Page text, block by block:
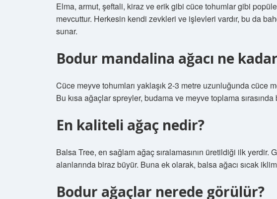
Elma, armut, şeftali, kiraz ve erik gibi cüce tohumlar gibi
mevcuttur. Herkesin kendi zevkleri ve işlevleri vardır, bu da
sunar.
Bodur mandalina ağacı ne
Cüce meyve tohumları yaklaşık 2-3 metre uzunluğunda cüce
Bu kısa ağaçlar spreyler, budama ve meyve toplama
En kaliteli ağaç nedir?
Balsa Tree, en sağlam ağaç sıralamasının üretildiği ilk yerdir.
alanlarında biraz büyür. Buna ek olarak, balsa ağacı sıcak
Bodur ağaçlar nerede görülür?